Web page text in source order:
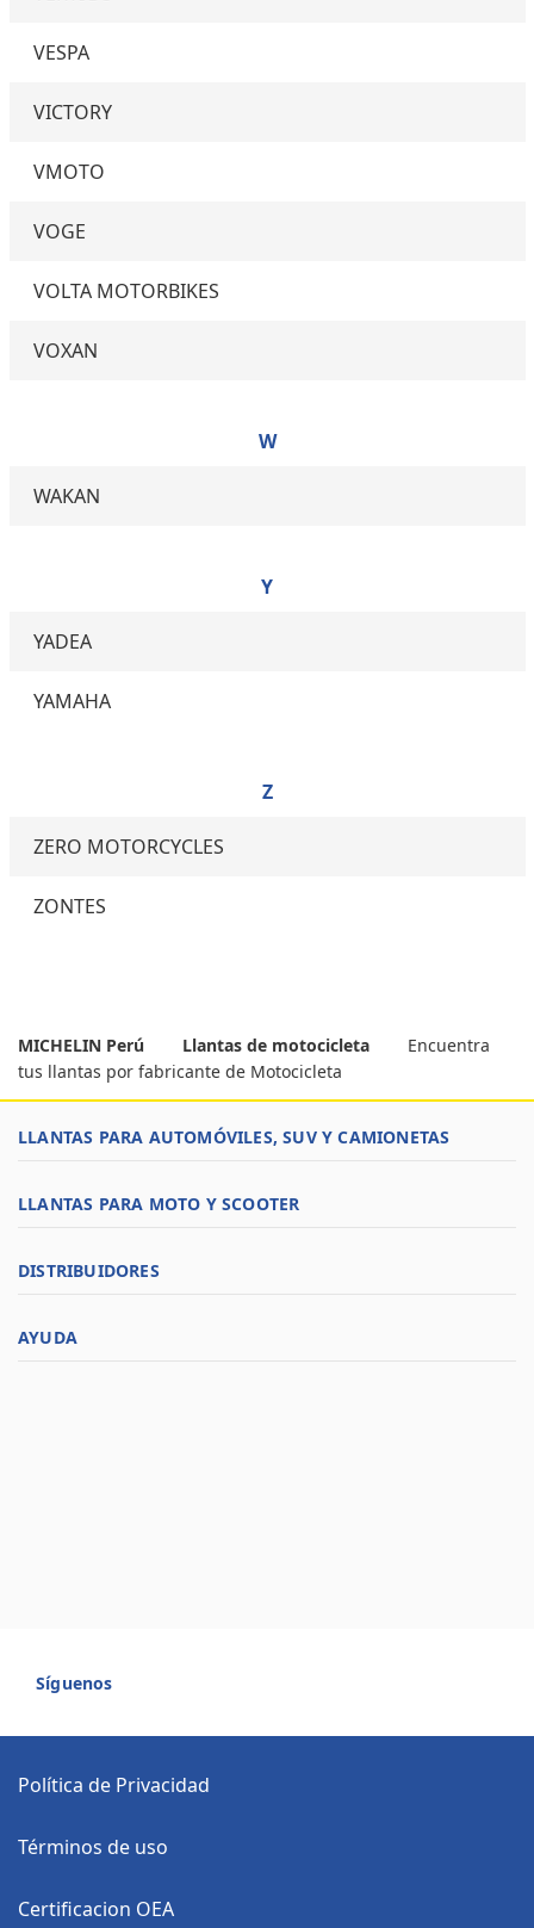
VESPA
VICTORY
VMOTO
VOGE
VOLTA MOTORBIKES
VOXAN
W
WAKAN
Y
YADEA
YAMAHA
Z
ZERO MOTORCYCLES
ZONTES
MICHELIN Perú Llantas de motocicleta
Encuentra
tus llantas por fabricante de Motocicleta
LLANTAS PARA AUTOMÓVILES, SUV Y CAMIONETAS
LLANTAS PARA MOTO Y SCOOTER
DISTRIBUIDORES
AYUDA
Síguenos
Política de Privacidad
Términos de uso
Certificacion OEA